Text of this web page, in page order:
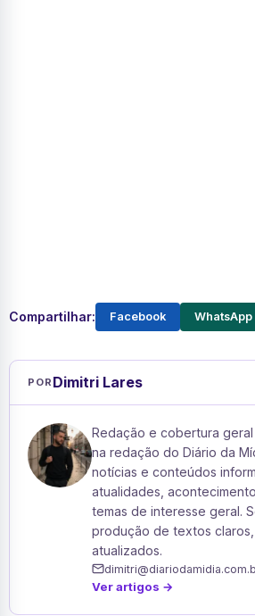
Compartilhar: Facebook WhatsApp
POR Dimitri Lares
Redação e cobertura geral
na redação do Diário da
notícias e conteúdos
atualidades,
temas de interesse geral.
produção de textos
atualizados.
Ver artigos →